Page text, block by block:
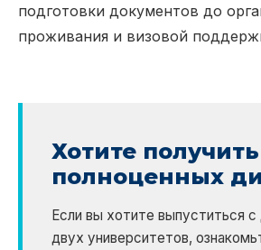
подготовки документов до
проживания и визовой
Хотите
полноценных
Если вы хотите выпуститься
двух университетов,